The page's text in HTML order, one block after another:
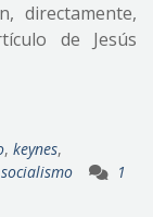
directamente,
de Jesús
, keynes,
socialismo
1